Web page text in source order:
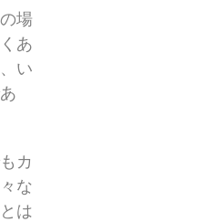
場
あ
い
カ
な
は